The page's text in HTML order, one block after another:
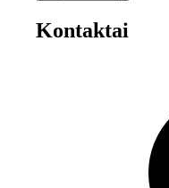
Kontaktai